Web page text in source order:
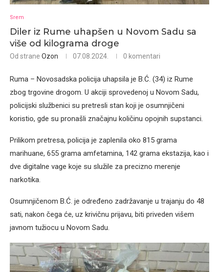
Srem
Diler iz Rume uhapšen u Novom Sadu sa
više od kilograma droge
Od strane Ozon 07.08.2024. 0 komentari
Ruma – Novosadska policija uhapsila je B.Ć. (34) iz Rume
zbog trgovine drogom. U akciji sprovedenoj u Novom Sadu,
policijski službenici su pretresli stan koji je osumnjičeni
koristio, gde su pronašli značajnu količinu opojnih supstanci.
Prilikom pretresa, policija je zaplenila oko 815 grama
marihuane, 655 grama amfetamina, 142 grama ekstazija, kao i
dve digitalne vage koje su služile za precizno merenje
narkotika.
Osumnjičenom B.Ć. je određeno zadržavanje u trajanju do 48
sati, nakon čega će, uz krivičnu prijavu, biti priveden višem
javnom tužiocu u Novom Sadu.